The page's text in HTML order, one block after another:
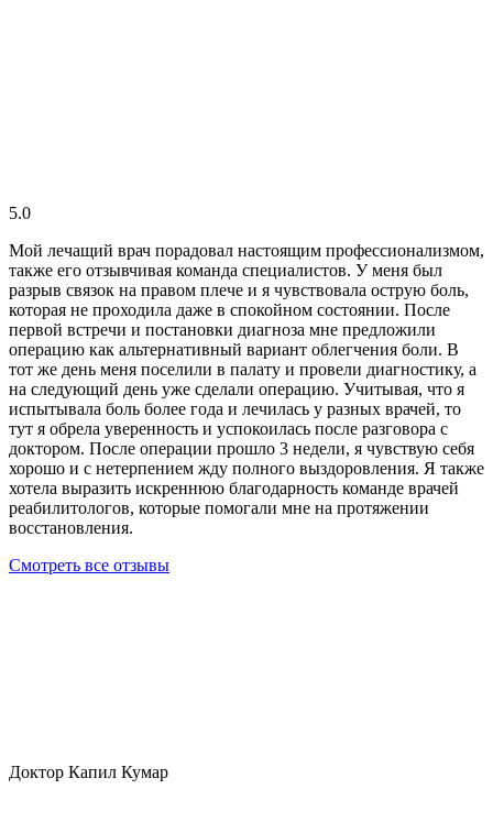
5.0
Мой лечащий врач порадовал настоящим профессионализмом,
также его отзывчивая команда специалистов. У меня был
разрыв связок на правом плече и я чувствовала острую боль,
которая не проходила даже в спокойном состоянии. После
первой встречи и постановки диагноза мне предложили
операцию как альтернативный вариант облегчения боли. В
тот же день меня поселили в палату и провели диагностику, а
на следующий день уже сделали операцию. Учитывая, что я
испытывала боль более года и лечилась у разных врачей, то
тут я обрела уверенность и успокоилась после разговора с
доктором. После операции прошло 3 недели, я чувствую себя
хорошо и с нетерпением жду полного выздоровления. Я также
хотела выразить искреннюю благодарность команде врачей
реабилитологов, которые помогали мне на протяжении
восстановления.
Смотреть все отзывы
Доктор Капил Кумар